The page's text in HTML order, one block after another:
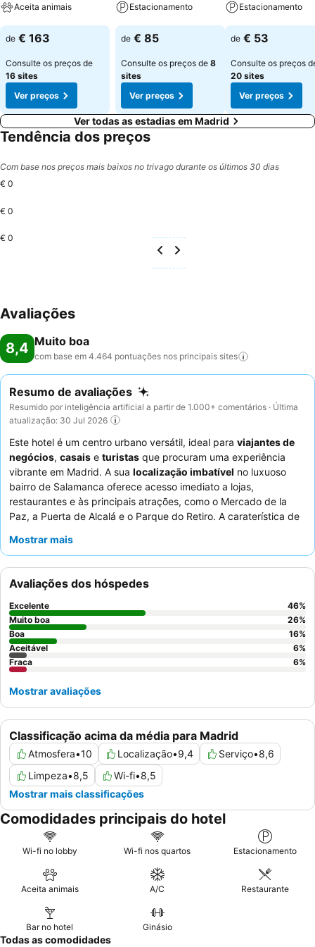
Aceita animais
Ver preços
de € 163
Consulte os preços de
16 sites
Ver preços
Estacionamento
Ver preços
de € 85
Consulte os preços de 8
sites
Ver preços
Estacionamento
Ver preços
de € 53
Consulte os preços
20 sites
Ver preços
Ver todas as estadias em Madrid
Tendência dos preços
Com base nos preços mais baixos no trivago durante os últimos 30 dias
€ 0
€ 0
€ 0
Avaliações
8,4 Muito boa
com base em 4.464 pontuações nos principais sites
Resumo de avaliações
Resumido por inteligência artificial a partir de 1.000+ comentários · Última
atualização: 30 Jul 2026
Este hotel é um centro urbano versátil, ideal para viajantes de
negócios, casais e turistas que procuram uma experiência
vibrante em Madrid. A sua localização imbatível no luxuoso
bairro de Salamanca oferece acesso imediato a lojas,
restaurantes e às principais atrações, como o Mercado de la
Paz, a Puerta de Alcalá e o Parque do Retiro. A caraterística de
de pequeno-almoço
consistentemente os
prestáveis, particularmente a eficiente equipa da receção. Para
uma estadia mais tranquila, os hóspedes devem considerar
pedir um quarto virado para o jardim.
Mostrar mais
Classificação acima da média para Madrid
Atmosfera•10 Localização•9,4 Serviço•8,6
Limpeza•8,5 Wi-fi•8,5
Mostrar mais classificações
Avaliações dos hóspedes
Excelente 46%
Muito boa
26%
Boa
16%
Aceitável
6%
Fraca
6%
Mostrar avaliações
Comodidades principais do hotel
Wi-fi no lobby Wi-fi nos quartos Estacionamento
Aceita animais A/C Restaurante
Bar no hotel Ginásio
Todas as comodidades